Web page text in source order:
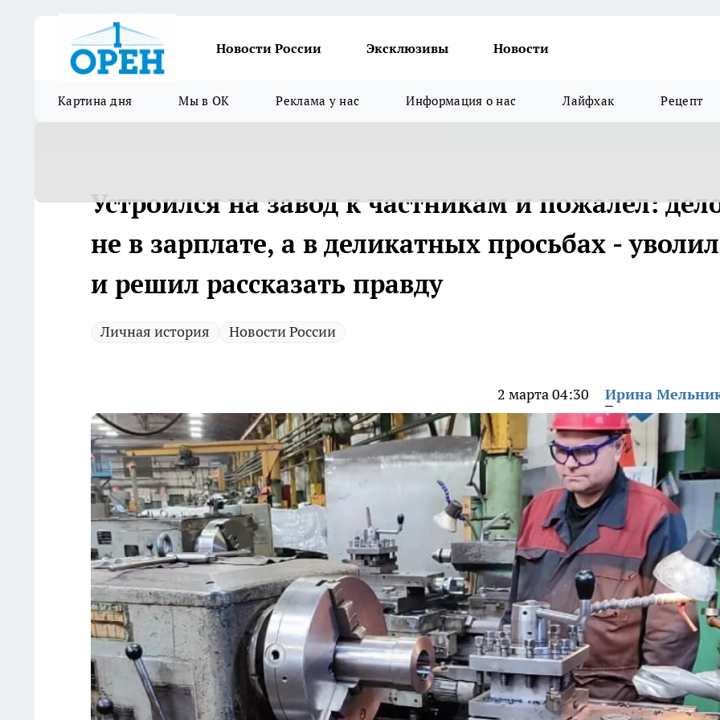
Новости России Эксклюзивы Новости
Картина дня Мы в ОК Реклама у нас Информация о нас Лайфхак Рецепт
Устроился на завод к частникам и пожалел:
не в зарплате, а в деликатных просьбах -
и решил рассказать правду
Личная история Новости России
2 марта 04:30 Ирина